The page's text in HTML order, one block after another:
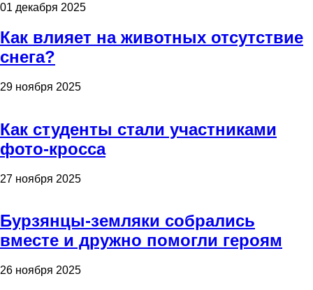
01 декабря 2025
Как влияет на животных отсутствие
снега?
29 ноября 2025
Как студенты стали участниками
фото-кросса
27 ноября 2025
Бурзянцы-земляки собрались
вместе и дружно помогли героям
26 ноября 2025